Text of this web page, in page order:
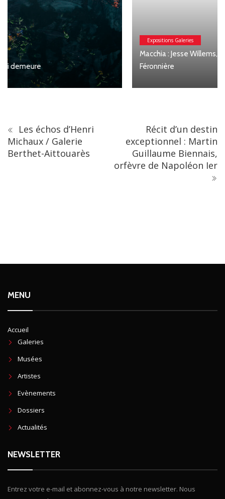
Expositions Galeries
Macchia : Jesse Willems, Galerie Clémentine de la
Féronnière
Les échos d’Henri
Michaux / Galerie
Berthet-Aittouarès
Récit d’un destin
exceptionnel : Martin
Guillaume Biennais,
orfèvre de Napoléon Ier
MENU
Accueil
Galeries
Musées
Artistes
Evènements
Dossiers
Actualités
NEWSLETTER
Entrez votre e-mail et abonnez-vous à notre newsletter. Nous